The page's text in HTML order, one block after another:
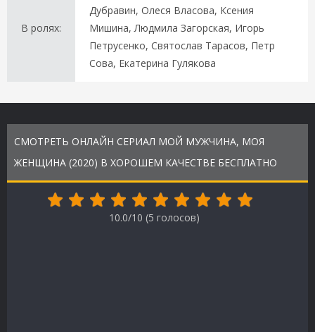
В ролях:
Дубравин, Олеся Власова, Ксения
Мишина, Людмила Загорская, Игорь
Петрусенко, Святослав Тарасов, Петр
Сова, Екатерина Гулякова
СМОТРЕТЬ ОНЛАЙН СЕРИАЛ МОЙ МУЖЧИНА, МОЯ
ЖЕНЩИНА (2020) В ХОРОШЕМ КАЧЕСТВЕ БЕСПЛАТНО
10.0/10 (5 голосов)